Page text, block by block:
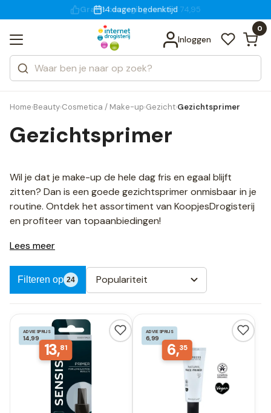
voor 18:00 uur besteld
Gratis bezorging
14 dagen bedenktijd
Inloggen
0
Zoeken
Categorieën
Merken
Bekijk alle resultaten
Home›Beauty›Cosmetica / Make-up›Gezicht›Gezichtsprimer
Gezichtsprimer
Wil je dat je make-up de hele dag fris en egaal blijft
zitten? Dan is een goede gezichtsprimer onmisbaar in je
routine. Ontdek het assortiment van KoopjesDrogisterij
en profiteer van topaanbiedingen!
Lees meer
Filteren op 24 Populariteit
ADVIESPRIJS
14,99
13,81
ADVIESPRIJS
6,99
6,35